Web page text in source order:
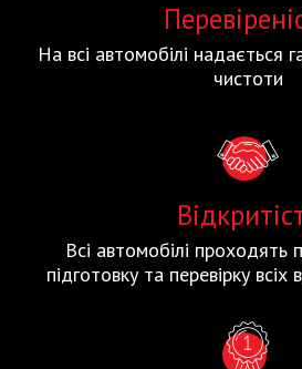
На всі автомобілі надається
чистоти
Всі автомобілі
підготовку та перевірку всіх